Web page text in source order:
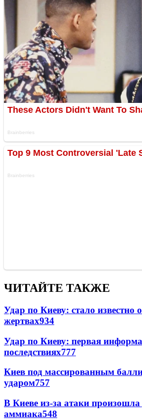
ЧИТАЙТЕ ТАКЖЕ
Удар по Киеву: стало известно
жертвах934
Удар по Киеву: первая
последствиях777
Киев под массированным
ударом757
В Киеве из-за атаки произошла
аммиака548